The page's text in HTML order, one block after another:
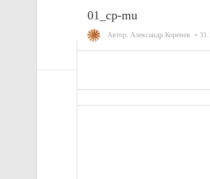
01_cp-mu
Автор: Александр Коренев